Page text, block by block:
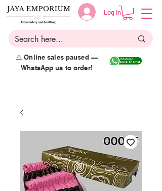
Log in
⚠️ Online sales paused —
WhatsApp us to order!